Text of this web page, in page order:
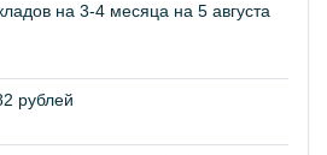
на 3-4 месяца на 5 августа
рублей